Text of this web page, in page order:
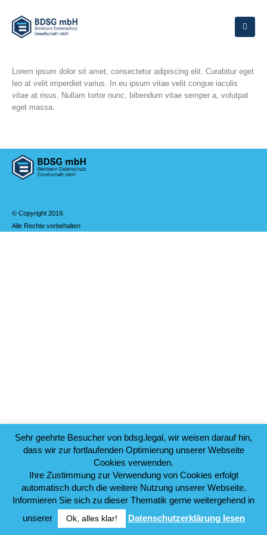
Lorem ipsum dolor sit amet, consectetur adipiscing elit. Curabitur eget
leo at velit imperdiet varius. In eu ipsum vitae velit congue iaculis
vitae at risus. Nullam tortor nunc, bibendum vitae semper a, volutpat
eget massa.
© Copyright 2019.
Alle Rechte vorbehalten
Sehr geehrte Besucher von bdsg.legal, wir weisen darauf hin,
dass wir zur fortlaufenden Optimierung unserer Webseite
Cookies verwenden.
Ihre Zustimmung zur Verwendung von Cookies erfolgt
automatisch durch die weitere Nutzung unserer Webseite.
Informieren Sie sich zu dieser Thematik gerne weitergehend in
unserer
Ok, alles klar! Datenschutzerklärung lesen